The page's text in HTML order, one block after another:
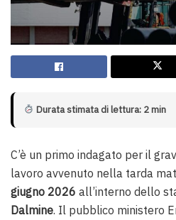
Durata stimata di lettura: 2 min
C’è un primo indagato per il
lavoro avvenuto nella tarda
giugno 2026 all’interno dello
Dalmine. Il pubblico ministero